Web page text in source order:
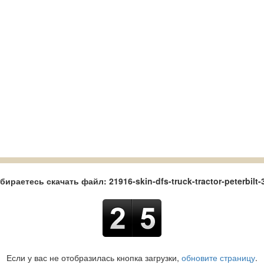
скачать файл: 21916-skin-dfs-truck-tractor-peterbilt-
Если у вас не отобразилась кнопка загрузки, обновите страницу.